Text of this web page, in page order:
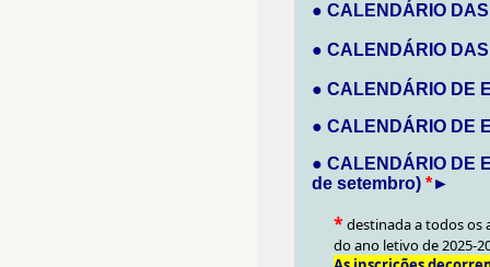
● CALENDÁRIO
● CALENDÁRIO
● CALENDÁRIO DE
● CALENDÁRIO DE
● CALENDÁRIO DE
de setembro)*►
*destinada a todos os
do ano letivo de 2025-